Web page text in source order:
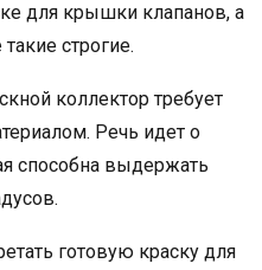
для крышки клапанов, а
строгие.
коллектор требует
Речь идет о
способна выдержать
готовую краску для